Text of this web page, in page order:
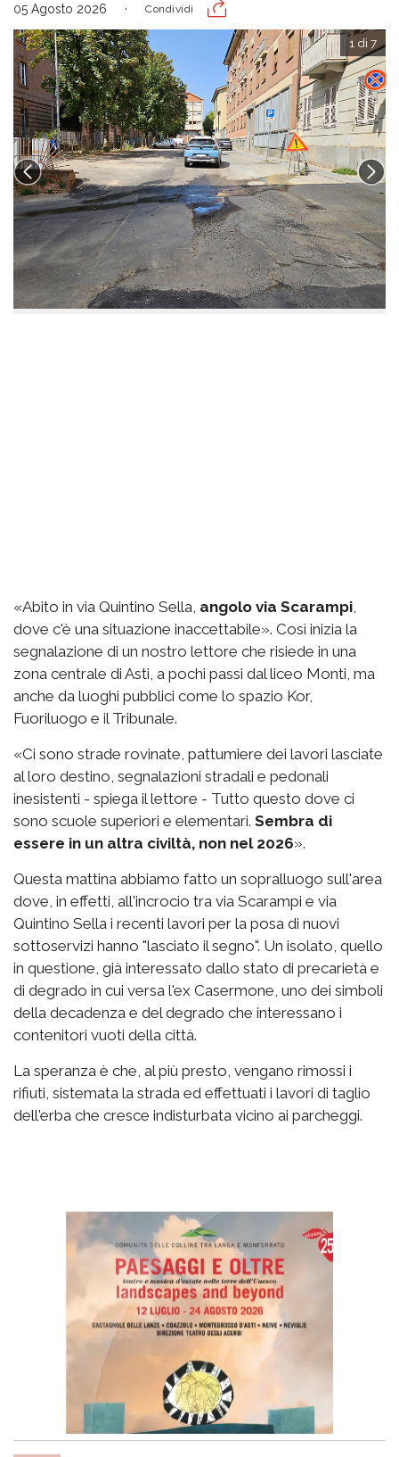
05 Agosto 2026 Condividi
1 di 7
«Abito in via Quintino Sella, angolo via Scarampi,
dove c'è una situazione inaccettabile». Così inizia la
segnalazione di un nostro lettore che risiede in una
zona centrale di Asti, a pochi passi dal liceo Monti, ma
anche da luoghi pubblici come lo spazio Kor,
Fuoriluogo e il Tribunale.
«Ci sono strade rovinate, pattumiere dei lavori lasciate
al loro destino, segnalazioni stradali e pedonali
inesistenti - spiega il lettore - Tutto questo dove ci
sono scuole superiori e elementari. Sembra di
essere in un altra civiltà, non nel 2026».
Questa mattina abbiamo fatto un sopralluogo sull'area
dove, in effetti, all'incrocio tra via Scarampi e via
Quintino Sella i recenti lavori per la posa di nuovi
sottoservizi hanno "lasciato il segno". Un isolato, quello
in questione, già interessato dallo stato di precarietà e
di degrado in cui versa l'ex Casermone, uno dei simboli
della decadenza e del degrado che interessano i
contenitori vuoti della città.
La speranza è che, al più presto, vengano rimossi i
rifiuti, sistemata la strada ed effettuati i lavori di taglio
dell'erba che cresce indisturbata vicino ai parcheggi.